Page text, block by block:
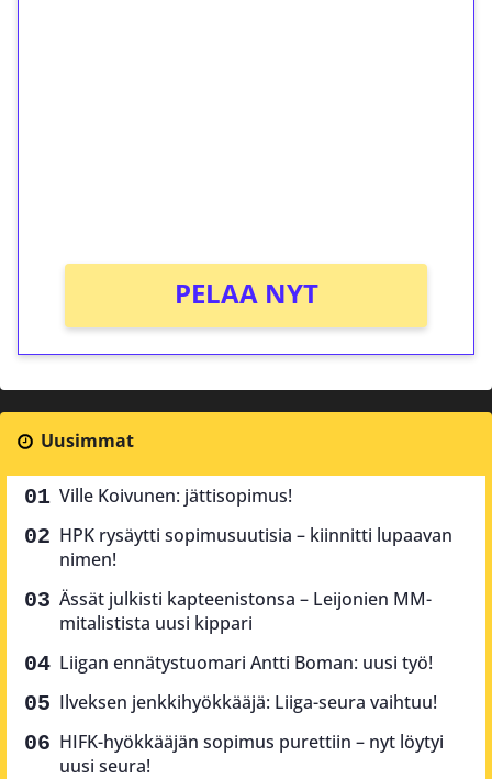
PELAA NYT
Uusimmat
Ville Koivunen: jättisopimus!
HPK rysäytti sopimusuutisia – kiinnitti lupaavan
nimen!
Ässät julkisti kapteenistonsa – Leijonien MM-
mitalistista uusi kippari
Liigan ennätystuomari Antti Boman: uusi työ!
Ilveksen jenkkihyökkääjä: Liiga-seura vaihtuu!
HIFK-hyökkääjän sopimus purettiin – nyt löytyi
uusi seura!